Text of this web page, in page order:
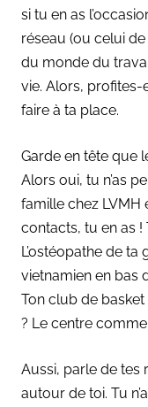
si tu en as
réseau (ou celui de
du monde du
vie. Alors, profites-
faire à ta place.
Garde en tête que
Alors oui, tu n’as
famille chez LVMH
contacts, tu en as !
L’ostéopathe de
vietnamien en bas
Ton club de
? Le centre
Aussi, parle de tes
autour de toi. Tu